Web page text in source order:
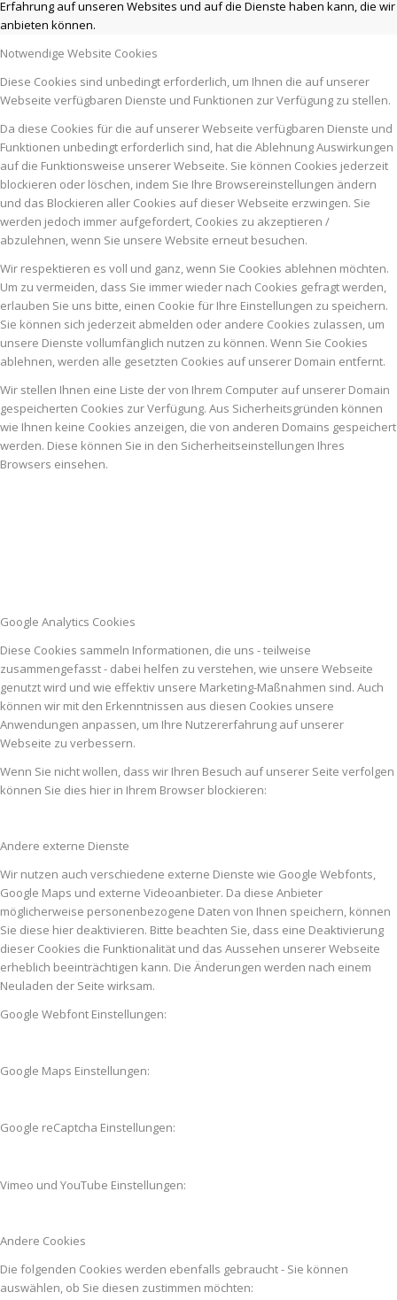
Erfahrung auf unseren Websites und auf die Dienste haben kann, die wir
anbieten können.
Notwendige Website Cookies
Diese Cookies sind unbedingt erforderlich, um Ihnen die auf unserer
Webseite verfügbaren Dienste und Funktionen zur Verfügung zu stellen.
Da diese Cookies für die auf unserer Webseite verfügbaren Dienste und
Funktionen unbedingt erforderlich sind, hat die Ablehnung Auswirkungen
auf die Funktionsweise unserer Webseite. Sie können Cookies jederzeit
blockieren oder löschen, indem Sie Ihre Browsereinstellungen ändern
und das Blockieren aller Cookies auf dieser Webseite erzwingen. Sie
werden jedoch immer aufgefordert, Cookies zu akzeptieren /
abzulehnen, wenn Sie unsere Website erneut besuchen.
Wir respektieren es voll und ganz, wenn Sie Cookies ablehnen möchten.
Um zu vermeiden, dass Sie immer wieder nach Cookies gefragt werden,
erlauben Sie uns bitte, einen Cookie für Ihre Einstellungen zu speichern.
Sie können sich jederzeit abmelden oder andere Cookies zulassen, um
unsere Dienste vollumfänglich nutzen zu können. Wenn Sie Cookies
ablehnen, werden alle gesetzten Cookies auf unserer Domain entfernt.
Wir stellen Ihnen eine Liste der von Ihrem Computer auf unserer Domain
gespeicherten Cookies zur Verfügung. Aus Sicherheitsgründen können
wie Ihnen keine Cookies anzeigen, die von anderen Domains gespeichert
werden. Diese können Sie in den Sicherheitseinstellungen Ihres
Browsers einsehen.
Google Analytics Cookies
Diese Cookies sammeln Informationen, die uns - teilweise
zusammengefasst - dabei helfen zu verstehen, wie unsere Webseite
genutzt wird und wie effektiv unsere Marketing-Maßnahmen sind. Auch
können wir mit den Erkenntnissen aus diesen Cookies unsere
Anwendungen anpassen, um Ihre Nutzererfahrung auf unserer
Webseite zu verbessern.
Wenn Sie nicht wollen, dass wir Ihren Besuch auf unserer Seite verfolgen
können Sie dies hier in Ihrem Browser blockieren:
Andere externe Dienste
Wir nutzen auch verschiedene externe Dienste wie Google Webfonts,
Google Maps und externe Videoanbieter. Da diese Anbieter
möglicherweise personenbezogene Daten von Ihnen speichern, können
Sie diese hier deaktivieren. Bitte beachten Sie, dass eine Deaktivierung
dieser Cookies die Funktionalität und das Aussehen unserer Webseite
erheblich beeinträchtigen kann. Die Änderungen werden nach einem
Neuladen der Seite wirksam.
Google Webfont Einstellungen:
Google Maps Einstellungen:
Google reCaptcha Einstellungen:
Vimeo und YouTube Einstellungen:
Andere Cookies
Die folgenden Cookies werden ebenfalls gebraucht - Sie können
auswählen, ob Sie diesen zustimmen möchten: